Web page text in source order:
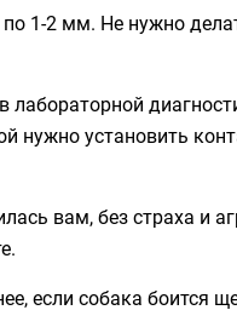
1-2 мм. Не нужно
лабораторной
нужно установить
вам, без страха и
если собака боится